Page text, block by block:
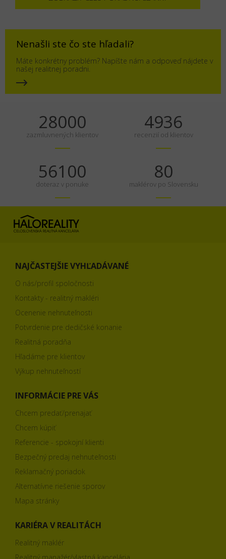
Nenašli ste čo ste hľadali?
Máte konkrétny problém? Napíšte nám a odpoveď nájdete v
našej realitnej poradni.
35000
zazmluvnených klientov
6170
recenzií od klientov
70125
doteraz v ponuke
100
maklérov po Slovensku
NAJČASTEJŠIE VYHĽADÁVANÉ
O nás/profil spoločnosti
Kontakty - realitný makléri
Ocenenie nehnuteľnosti
Potvrdenie pre dedičské konanie
Realitná poradňa
Hľadáme pre klientov
Výkup nehnuteľností
INFORMÁCIE PRE VÁS
Chcem predať/prenajať
Chcem kúpiť
Referencie - spokojní klienti
Bezpečný predaj nehnuteľnosti
Reklamačný poriadok
Alternatívne riešenie sporov
Mapa stránky
KARIÉRA V REALITÁCH
Realitný maklér